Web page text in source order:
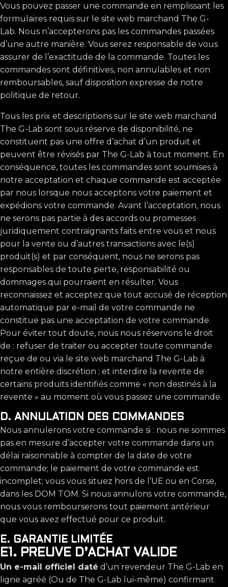
Vous pouvez passer une commande en remplissant les
formulaires requis sur le site web marchand The G-
Lab. Nous n’accepterons pas les commandes passées
d’une autre manière. Vous serez responsable de vous
assurer de l’exactitude de la commande. Toutes les
commandes sont définitives, non annulables et non
remboursables, sauf disposition expresse de notre
politique de retour.
Tous les prix et descriptions sur le site web marchand
The G-Lab sont sous réserve de disponibilité, ne
constituent pas une offre d’achat d’un produit et
peuvent être révisés par The G-Lab à tout moment. En
conséquence, toutes les commandes sont soumises à
notre acceptation et chaque commande est acceptée
par nous lorsque nous acceptons votre paiement et
expédions votre commande. Avant l’acceptation, nous
ne serons pas partie à des accords ou promesses
juridiquement contraignants faits entre vous et nous
pour la vente ou d’autres transactions avec le(s)
produit(s) et par conséquent, nous ne serons pas
responsables de toute perte, responsabilité ou
dommages qui pourraient en résulter. Vous
reconnaissez et acceptez que tout accusé de réception
automatique par e-mail de votre commande ne
constitue pas une acceptation de votre commande.
Pour éviter tout doute, nous nous réservons le droit
de : refuser de traiter ou accepter toute commande
reçue de ou via le site web marchand The G-Lab à
notre entière discrétion ; et interdire la revente de
certains produits identifiés comme « non destinés à la
revente » au moment où vous passez une commande.
D. ANNULATION DES COMMANDES
Nous annulerons votre commande si : nous ne sommes
pas en mesure d’accepter votre commande dans un
délai raisonnable à compter de la date de votre
commande; le paiement de votre commande est
incomplet; vous vous situez hors de l’UE ou en Corse,
dans les DOM TOM. Si nous annulons votre commande,
nous vous rembourserons tout paiement antérieur
que vous avez effectué pour ce produit.
E. GARANTIE LIMITÉE
E1. PREUVE D’ACHAT VALIDE
Un e-mail officiel daté d’un revendeur The G-Lab en
ligne agréé (Ou de The G-Lab lui-même) confirmant